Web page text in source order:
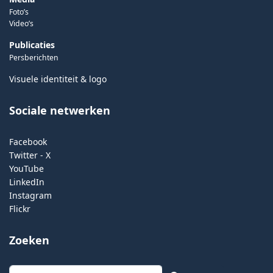
Foto’s
Video’s
Publicaties
Persberichten
Visuele identiteit & logo
Sociale netwerken
Facebook
Twitter - X
YouTube
LinkedIn
Instagram
Flickr
Zoeken